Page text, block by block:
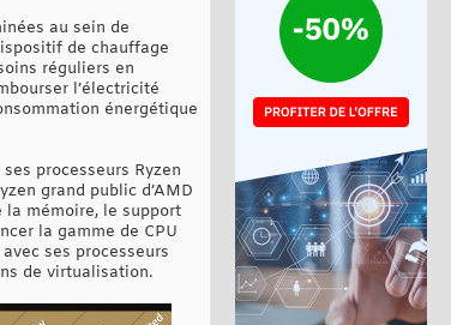
au sein de
de chauffage
réguliers en
l’électricité
énergétique
processeurs Ryzen
grand public d’AMD
mémoire, le support
la gamme de CPU
ses processeurs
de virtualisation.